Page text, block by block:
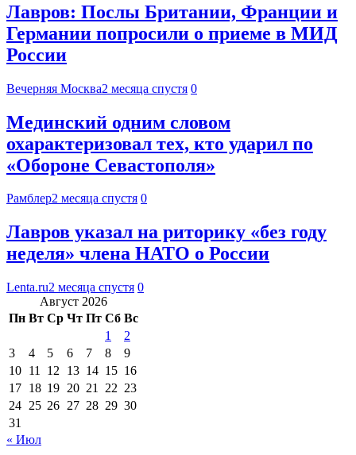
Лавров: Послы Британии, Франции и
Германии попросили о приеме в МИД
России
Вечерняя Москва2 месяца спустя 0
Мединский одним словом
охарактеризовал тех, кто ударил по
«Обороне Севастополя»
Рамблер2 месяца спустя 0
Лавров указал на риторику «без году
неделя» члена НАТО о России
Lenta.ru2 месяца спустя 0
Август 2026
Пн Вт Ср Чт Пт Сб Вс
1
2
3
4 5 6 7 8
9
10 11 12 13 14 15 16
17 18 19 20 21 22 23
24 25 26 27 28 29 30
31
« Июл